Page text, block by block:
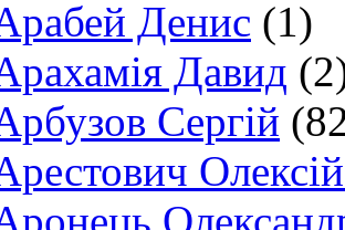
Денис (1)
Давид
Сергій